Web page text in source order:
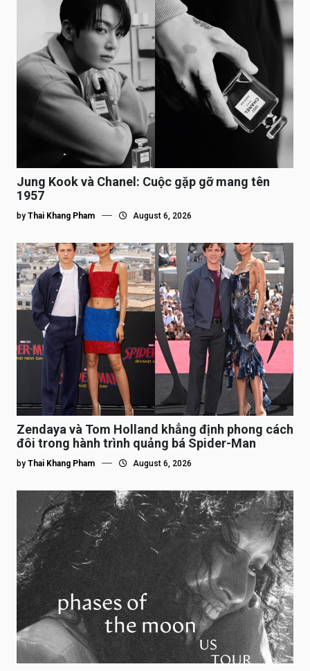
Jung Kook và Chanel: Cuộc gặp gỡ mang tên
1957
by Thai Khang Pham August 6, 2026
Zendaya và Tom Holland khẳng định phong cách
đôi trong hành trình quảng bá Spider-Man
by Thai Khang Pham August 6, 2026